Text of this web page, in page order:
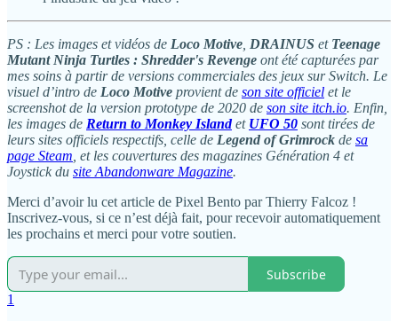
PS : Les images et vidéos de Loco Motive DRAINUS et Teenage
Mutant Ninja Turtles : Shredder's Revenge ont été capturées par
mes soins à partir de versions commerciales des jeux sur Switch. Le
visuel d’intro de Loco Motive provient de son site officiel et le
screenshot de la version prototype de 2020 de son site itch.io. Enfin,
les images de Return to Monkey Islandet UFO 50 sont tirées de
leurs sites officiels respectifs, celle de Legend of Grimrock de sa
page Steam , et les couvertures des magazines Génération 4 et
Joystick du site Abandonware Magazine.
Merci d’avoir lu cet article de Pixel Bento par Thierry Falcoz !
Inscrivez-vous, si ce n’est déjà fait, pour recevoir automatiquement
les prochains et merci pour votre soutien.
Subscribe
1